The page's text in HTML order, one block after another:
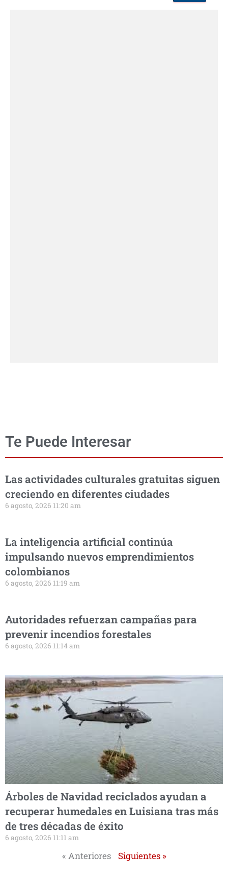
Te Puede Interesar
Las actividades culturales gratuitas siguen
creciendo en diferentes ciudades
6 agosto, 2026 11:20 am
La inteligencia artificial continúa
impulsando nuevos emprendimientos
colombianos
6 agosto, 2026 11:19 am
Autoridades refuerzan campañas para
prevenir incendios forestales
6 agosto, 2026 11:14 am
Árboles de Navidad reciclados ayudan a
recuperar humedales en Luisiana tras más
de tres décadas de éxito
6 agosto, 2026 11:11 am
« Anteriores Siguientes »